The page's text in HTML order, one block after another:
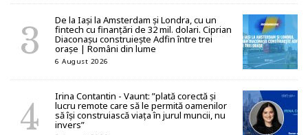
De la Iași la Amsterdam și Londra, cu un
fintech cu finanțări de 32 mil. dolari. Ciprian
Diaconașu construiește Adfin între trei
orașe | Români din lume
6 August 2026
Irina Contantin - Vaunt: ”plată corectă și
lucru remote care să le permită oamenilor
să își construiască viața în jurul muncii, nu
invers”